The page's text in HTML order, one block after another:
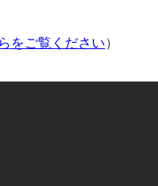
をご覧ください）